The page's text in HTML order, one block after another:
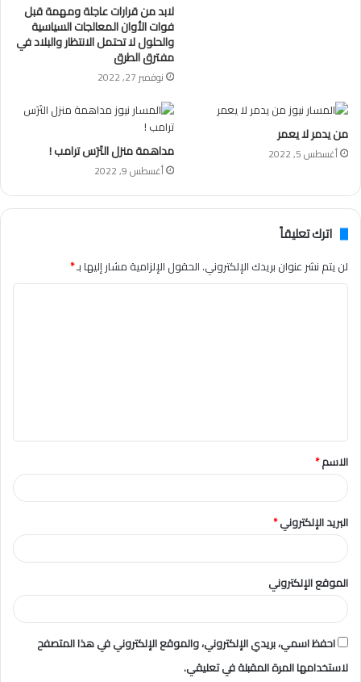
لابد من قرارات عاجلة ومهمة قبل
فوات الأوان المعالجات السياسية
والحلول لا تحتمل الانتظار والبلاد في
مفترق الطرق
نوفمبر 27, 2022
من يدمر لا يعمر
أغسطس 5, 2022 مداهمة منزل التَرَس ترامب !
أغسطس 9, 2022
اترك تعليقاً
لن يتم نشر عنوان بريدك الإلكتروني.الحقول الإلزامية مشار إليها بـ*
ق
*
الاسم*
البريد الإلكتروني*
الموقع الإلكتروني
احفظ اسمي، بريدي الإلكتروني، والموقع الإلكتروني في هذا المتصفح
لاستخدامها المرة المقبلة في تعليقي.